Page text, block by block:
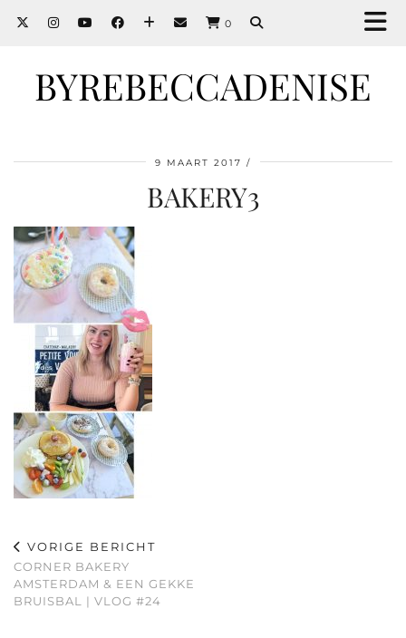
0
BYREBECCADENISE
9 MAART 2017
BAKERY3
VORIGE BERICHT
CORNER BAKERY
AMSTERDAM & EEN GEKKE
BRUISBAL | VLOG #24